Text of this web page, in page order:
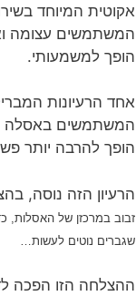
אקוטית המיוחד
המשתמשים עצומה
הופך למשמעותי.
אחד הרעיונות
המשתמשים באסלה
הופך להרבה יותר
הרעיון הזה נוסה,
זבוב במרכזן של האסלות,
שגברים נוטים לעשות…
ההצלחה הזו הפכה